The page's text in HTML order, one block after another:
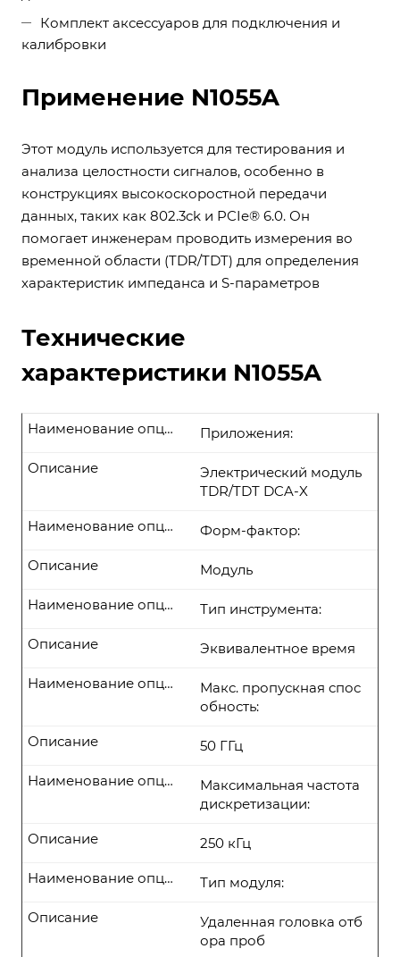
Комплект аксессуаров для подключения и
калибровки
Применение N1055A
Этот модуль используется для тестирования и
анализа целостности сигналов, особенно в
конструкциях высокоскоростной передачи
данных, таких как 802.3ck и PCIe® 6.0. Он
помогает инженерам проводить измерения во
временной области (TDR/TDT) для определения
характеристик импеданса и S-параметров
Технические
характеристики N1055A
Приложения:
Наименование опции
Электрический модуль
TDR/TDT DCA-X
Описание
Форм-фактор:
Наименование опции
Модуль
Описание
Тип инструмента:
Наименование опции
Эквивалентное время
Описание
Макс. пропускная спос
обность:
Наименование опции
50 ГГц
Описание
Максимальная частота
дискретизации:
Наименование опции
250 кГц
Описание
Тип модуля:
Наименование опции
Удаленная головка отб
ора проб
Описание